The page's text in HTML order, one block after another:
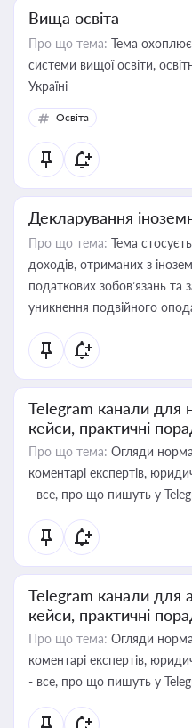
Вища освіта
Про що тема: Тема
системи вищої освіти,
Україні
Освіта
Декларування
Про що тема: Тема
доходів, отриманих з
податкових зобов’язань та
уникнення подвійного
Telegram канали для
кейси, практичні
Про що тема: Огляди
коментарі експертів,
- все, про що пишуть у
Telegram канали для
кейси, практичні
Про що тема: Огляди
коментарі експертів,
- все, про що пишуть у